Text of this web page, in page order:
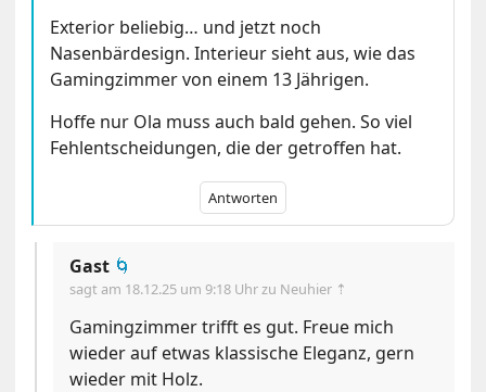
Exterior beliebig… und jetzt noch
Nasenbärdesign. Interieur sieht aus, wie das
Gamingzimmer von einem 13 Jährigen.
Hoffe nur Ola muss auch bald gehen. So viel
Fehlentscheidungen, die der getroffen hat.
Antworten
Gast 🌀
sagt am 18.12.25 um 9:18 Uhrzu Neuhier ⇡
Gamingzimmer trifft es gut. Freue mich
wieder auf etwas klassische Eleganz, gern
wieder mit Holz.